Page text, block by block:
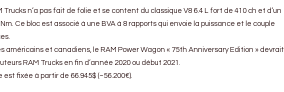
n’a pas fait de folie et se content du classique V8 6.4 L fort de 410 ch et d’un
Ce bloc est associé à une BVA à 8 rapports qui envoie la puissance et le couple
américains et canadiens, le RAM Power Wagon « 75th Anniversary Edition » devrait
RAM Trucks en fin d’année 2020 ou début 2021.
fixée à partir de 66.945$ (~56.200€).